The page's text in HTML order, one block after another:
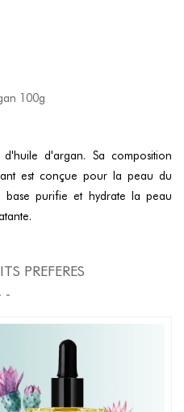
100g
d'argan. Sa composition
est conçue pour la peau du
base purifie et hydrate la peau
PREFERES
-